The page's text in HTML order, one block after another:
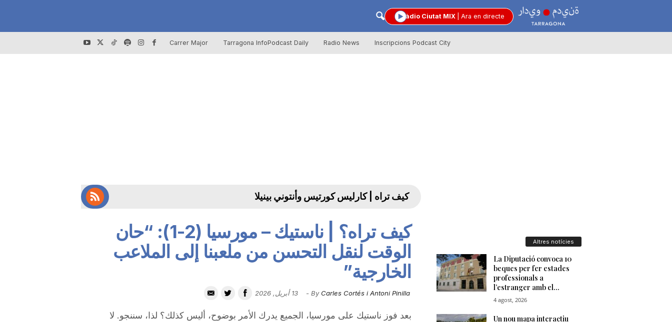
R
t
a
Ara en directe
Ràdio Ciutat MIX
Carrer Major Tarragona InfoPodcast Daily Radio News Inscripcions Podcast City
كيف تراه | كارليس كورتيس وأنتوني بينيلا
كيف تراه؟ | ناستيك – مورسيا (2-1): “حان
الوقت لنقل التحسن من ملعبنا إلى الملاعب
الخارجية”
By Carles Cortés i Antoni Pinilla
- 13 أبريل, 2026
بعد فوز ناستيك على مورسيا، الجميع يدرك الأمر بوضوح، أليس كذلك؟ لذا، سننجو. لا
Altres notícies